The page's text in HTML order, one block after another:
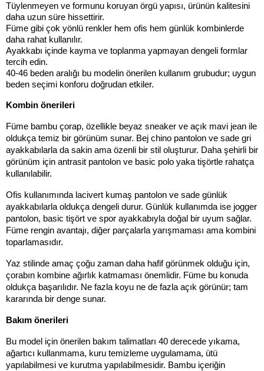
Tüylenmeyen ve formunu koruyan örgü yapısı, ürünün kalitesini
daha uzun süre hissettirir.
Füme gibi çok yönlü renkler hem ofis hem günlük kombinlerde
daha rahat kullanılır.
Ayakkabı içinde kayma ve toplanma yapmayan dengeli formlar
tercih edin.
40-46 beden aralığı bu modelin önerilen kullanım grubudur; uygun
beden seçimi konforu doğrudan etkiler.
Kombin önerileri
Füme bambu çorap, özellikle beyaz sneaker ve açık mavi jean ile
oldukça temiz bir görünüm sunar. Bej chino pantolon ve sade gri
ayakkabılarla da sakin ama özenli bir stil oluşturur. Daha şehirli bir
görünüm için antrasit pantolon ve basic polo yaka tişörtle rahatça
kullanılabilir.
Ofis kullanımında lacivert kumaş pantolon ve sade günlük
ayakkabılarla oldukça dengeli durur. Günlük kullanımda ise jogger
pantolon, basic tişört ve spor ayakkabıyla doğal bir uyum sağlar.
Füme rengin avantajı, diğer parçalarla yarışmaması ama kombini
toparlamasıdır.
Yaz stilinde amaç çoğu zaman daha hafif görünmek olduğu için,
çorabın kombine ağırlık katmaması önemlidir. Füme bu konuda
oldukça başarılıdır. Ne fazla koyu ne de fazla açık görünür; tam
kararında bir denge sunar.
Bakım önerileri
Bu model için önerilen bakım talimatları 40 derecede yıkama,
ağartıcı kullanmama, kuru temizleme uygulamama, ütü
yapılabilmesi ve kurutma yapılabilmesidir. Bambu içeriğin